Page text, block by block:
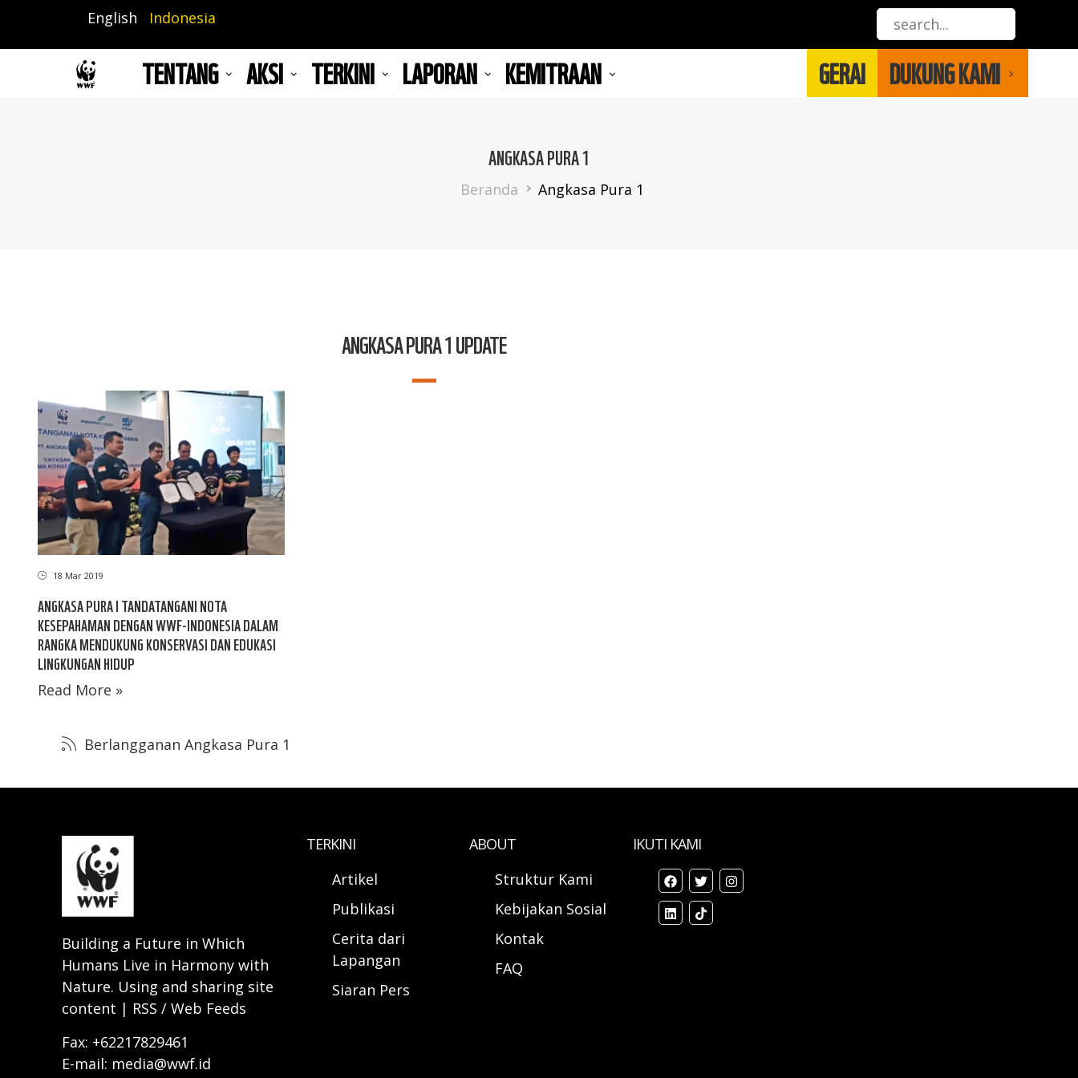
isi
English Indonesia
TENTANG AKSI TERKINI LAPORAN KEMITRAAN GERAI DUKUNG KAMI
ANGKASA PURA 1
Breadcrumb
Beranda Angkasa Pura 1
ANGKASA PURA 1 UPDATE
18 Mar 2019
ANGKASA PURA I TANDATANGANI NOTA
KESEPAHAMAN DENGAN WWF-INDONESIA DALAM
RANGKA MENDUKUNG KONSERVASI DAN EDUKASI
LINGKUNGAN HIDUP
Read More »
Berlangganan Angkasa Pura 1
Building a Future in Which
Humans Live in Harmony with
Nature. Using and sharing site
content | RSS / Web Feeds
Fax: +62217829461
E-mail: media@wwf.id
TERKINI
Artikel
Publikasi
Cerita dari
Lapangan
Siaran Pers
ABOUT
Struktur Kami
Kebijakan Sosial
Kontak
FAQ
IKUTI KAMI